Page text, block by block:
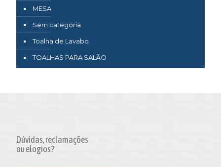
MESA
Sem categoria
Toalha de Lavabo
TOALHAS PARA SALÃO
Dúvidas, reclamações
ou elogios?